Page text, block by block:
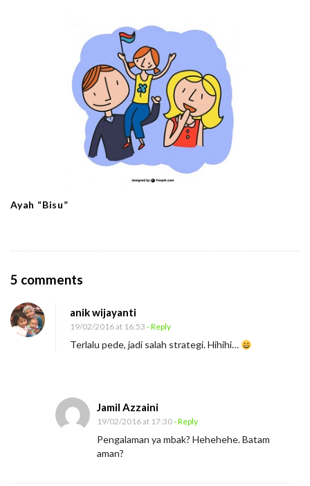
Ayah “Bisu”
5 comments
J
n
B
anik wijayanti
19/02/2016 at 16:53 - Reply
Terlalu pede, jadi salah strategi. Hihihi…
Jamil Azzaini
19/02/2016 at 17:30- Reply
Pengalaman ya mbak? Hehehehe. Batam
aman?